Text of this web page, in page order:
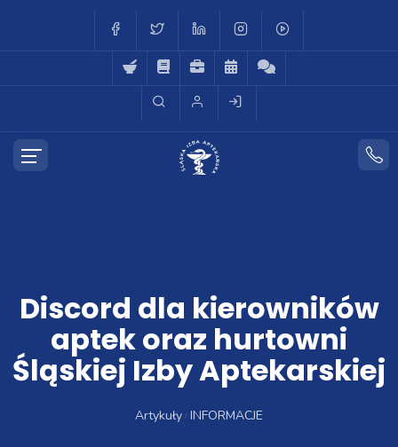
Discord dla kierowników
aptek oraz hurtowni
Śląskiej Izby Aptekarskiej
Artykuły INFORMACJE